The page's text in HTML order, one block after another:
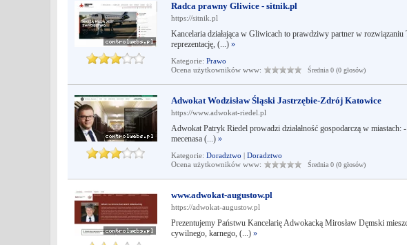
Radca prawny Gliwice - sitnik.pl
https://sitnik.pl
Kancelaria działająca w Gliwicach to prawdziwy partner w
reprezentację, (...) »
Kategorie: Prawo
Ocena użytkowników www:
Średnia 0 (0 głosów)
Adwokat Wodzisław Śląski Jastrzębie-Zdrój Katowice
https://www.adwokat-riedel.pl
Adwokat Patryk Riedel prowadzi działałność gospodarczą w
mecenasa (...) »
Kategorie: Doradztwo | Doradztwo
Ocena użytkowników www:
Średnia 0 (0 głosów)
www.adwokat-augustow.pl
https://adwokat-augustow.pl
Prezentujemy Państwu Kancelarię Adwokacką Mirosław Dęmski
cywilnego, karnego, (...) »